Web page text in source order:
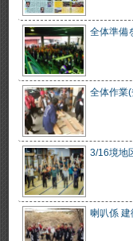
全体準備
全体作業
3/16境地
喇叭係